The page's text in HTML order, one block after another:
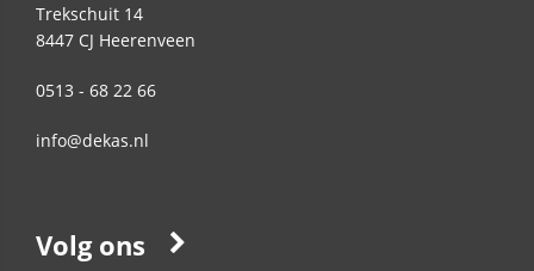
Trekschuit 14
8447 CJ Heerenveen
0513 - 68 22 66
info@dekas.nl
Volg ons